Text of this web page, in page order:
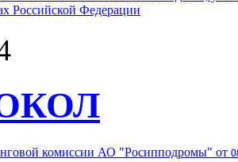
Российской Федерации
комиссии АО "Росипподромы" от